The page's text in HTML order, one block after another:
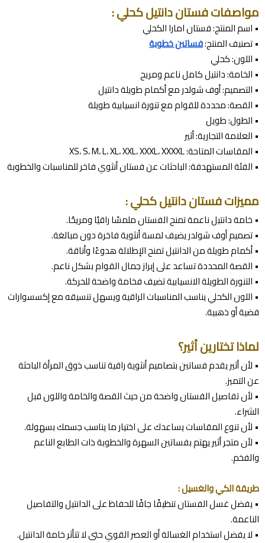
مواصفات فستان دانتيل كحلي :
• اسم المنتج: فستان امارا الكحلي
• تصنيف المنتج:فساتين خطوبة
• اللون: كحلي
• الخامة: دانتيل كامل ناعم ومريح
• التصميم: أوف شولدر مع أكمام طويلة دانتيل
• القصة: محددة للقوام مع تنورة انسيابية طويلة
• الطول: طويل
• العلامة التجارية: أثير
• المقاسات المتاحة: XS، S، M، L، XL، XXL، XXXL، XXXXL
• الفئة المستهدفة: الباحثات عن فستان أنثوي فاخر للمناسبات والخطوبة
مميزات فستان دانتيل كحلي :
• خامة دانتيل ناعمة تمنح الفستان ملمسًا راقيًا ومريحًا.
• تصميم أوف شولدر يضيف لمسة أنثوية فاخرة دون مبالغة.
• أكمام طويلة من الدانتيل تمنح الإطلالة هدوءًا وأناقة.
• القصة المحددة تساعد على إبراز جمال القوام بشكل ناعم.
• التنورة الطويلة الانسيابية تضيف فخامة واضحة للحركة.
• اللون الكحلي يناسب المناسبات الراقية ويسهل تنسيقه مع إكسسوارات
فضية أو ذهبية.
لماذا تختارين أثير؟
• لأن أثير يقدم فساتين بتصاميم أنثوية راقية تناسب ذوق المرأة الباحثة
عن التميز.
• لأن تفاصيل الفستان واضحة من حيث القصة والخامة واللون قبل
الشراء.
• لأن تنوع المقاسات يساعدك على اختيار ما يناسب جسمك بسهولة.
• لأن متجر أثير يهتم بفساتين السهرة والخطوبة ذات الطابع الناعم
والفخم.
طريقة الكي والغسيل :
• يفضل غسل الفستان تنظيفًا جافًا للحفاظ على الدانتيل والتفاصيل
الناعمة.
• لا يفضل استخدام الغسالة أو العصر القوي حتى لا تتأثر خامة الدانتيل.